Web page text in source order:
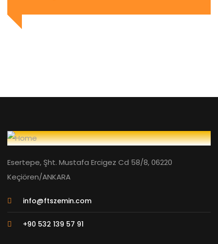
Esertepe, Şht. Mustafa Ercigez Cd 58/8, 06220
Keçiören/ANKARA
info@ftszemin.com
+90 532 139 57 91